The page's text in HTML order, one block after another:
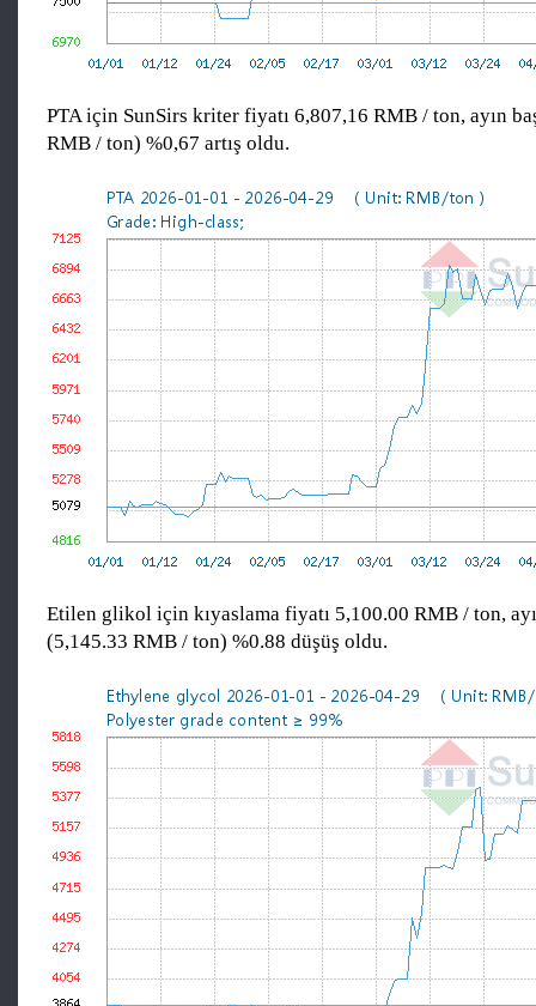
PTA için SunSirs kriter fiyatı 6,807,16 RMB / ton, ayın
RMB / ton) %0,67 artış oldu.
Etilen glikol için kıyaslama fiyatı 5,100.00 RMB / ton,
(5,145.33 RMB / ton) %0.88 düşüş oldu.